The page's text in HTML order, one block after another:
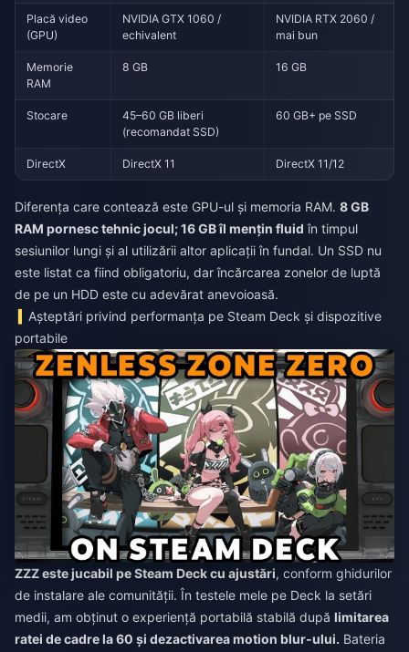
Placă video
(GPU)
NVIDIA GTX 1060 /
echivalent
NVIDIA RTX 2060 /
mai bun
Memorie
RAM
8 GB 16 GB
Stocare
45–60 GB liberi
(recomandat SSD)
60 GB+ pe SSD
DirectX DirectX 11 DirectX 11/12
Diferența care contează este GPU-ul și memoria RAM. 8 GB
RAM pornesc tehnic jocul; 16 GB îl mențin fluid în timpul
sesiunilor lungi și al utilizării altor aplicații în fundal. Un SSD nu
este listat ca fiind obligatoriu, dar încărcarea zonelor de luptă
de pe un HDD este cu adevărat anevoioasă.
Așteptări privind performanța pe Steam Deck și dispozitive
portabile
ZZZ este jucabil pe Steam Deck cu ajustări, conform ghidurilor
de instalare ale comunității. În testele mele pe Deck la setări
medii, am obținut o experiență portabilă stabilă după limitarea
ratei de cadre la 60 și dezactivarea motion blur-ului. Bateria